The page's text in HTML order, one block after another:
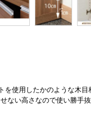
を使用したかのような木目
ない高さなので使い勝手抜